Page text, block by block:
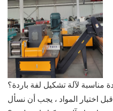
مناسبة لآلة تشكيل لفة باردة؟